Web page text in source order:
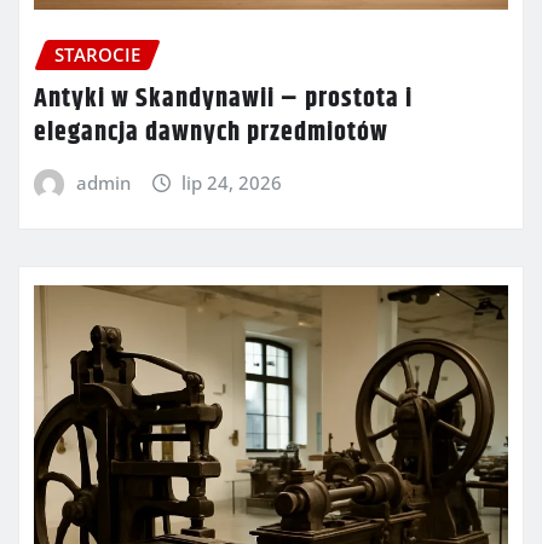
STAROCIE
Antyki w Skandynawii – prostota i
elegancja dawnych przedmiotów
admin lip 24, 2026